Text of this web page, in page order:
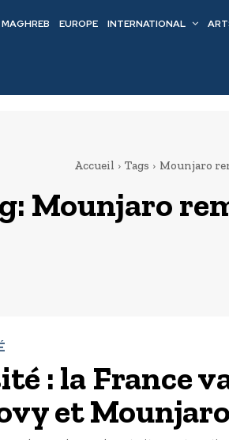
MAGHREB EUROPE INTERNATIONAL
Accueil Tags Mounjaro
Mounjaro
: la France
et